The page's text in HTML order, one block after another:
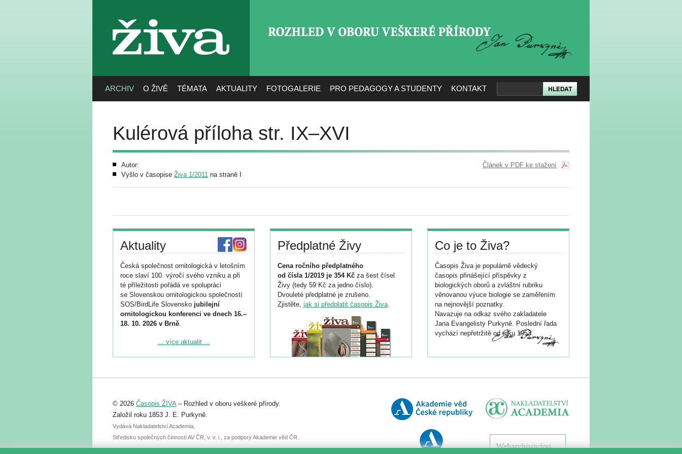
živa
ARCHIV O ŽIVĚ TÉMATA AKTUALITY FOTOGALERIE PRO PEDAGOGY A STUDENTY KONTAKT
Kulérová příloha str. IX–XVI
Autor:
Vyšlo v časopise Živa 1/2011 na straně I
Článek v PDF ke stažení
Aktuality
Česká společnost ornitologická v letošním
roce slaví 100. výročí svého vzniku a při
té příležitosti pořádá ve spolupráci
se Slovenskou ornitologickou společností
SOS/BirdLife Slovensko jubilejní
ornitologickou konferenci ve dnech 16.–
18. 10. 2026 v Brně.
Podrobnější informace ke konferenci
Registrovat se můžete do 6. září.
abstraktu přihlášené přednášky nebo
posteru je už 30. června.
... více aktualit ...
Předplatné Živy
Cena ročního předplatného
od čísla 1/2019 je 354 Kč za šest čísel
Živy (tedy 59 Kč za jedno číslo).
Dvouleté předplatné je zrušeno.
Zjistěte, jak si předplatit časopis Živa.
Co je to Živa?
Časopis Živa je populárně vědecký
časopis přinášející příspěvky z
biologických oborů a zvláštní rubriku
věnovanou výuce biologie se zaměřením
na nejnovější poznatky.
Navazuje na odkaz svého zakladatele
Jana Evangelisty Purkyně. Poslední řada
vychází nepřetržitě od roku 1953.
© 2026 Časopis ŽIVA– Rozhled v oboru veškeré přírody.
Založil roku 1853 J. E. Purkyně.
Vydává Nakladatelství Academia,
Středisko společných činností AV ČR, v. v. i., za podpory Akademie věd ČR.